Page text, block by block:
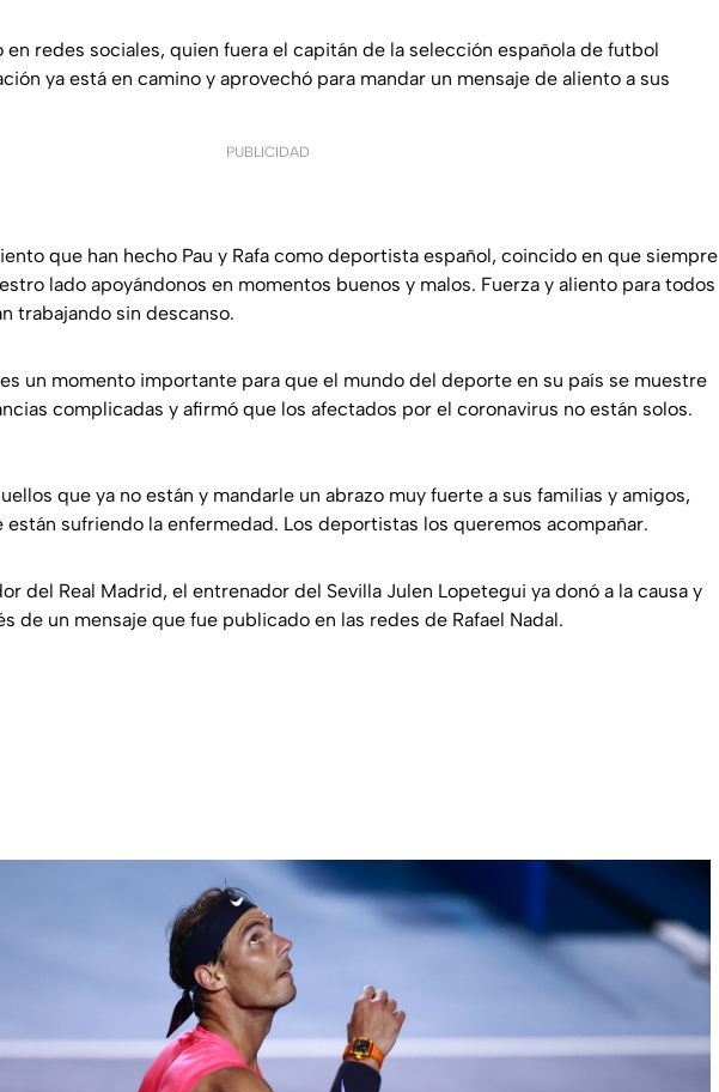
en redes sociales, quien fuera el capitán de la selección española de futbol
ya está en camino y aprovechó para mandar un mensaje de aliento a sus
PUBLICIDAD
que han hecho Pau y Rafa como deportista español, coincido en que siempre
lado apoyándonos en momentos buenos y malos. Fuerza y aliento para todos
trabajando sin descanso.
un momento importante para que el mundo del deporte en su país se muestre
complicadas y afirmó que los afectados por el coronavirus no están solos.
que ya no están y mandarle un abrazo muy fuerte a sus familias y amigos,
están sufriendo la enfermedad. Los deportistas los queremos acompañar.
del Real Madrid, el entrenador del Sevilla Julen Lopetegui ya donó a la causa y
de un mensaje que fue publicado en las redes de Rafael Nadal.